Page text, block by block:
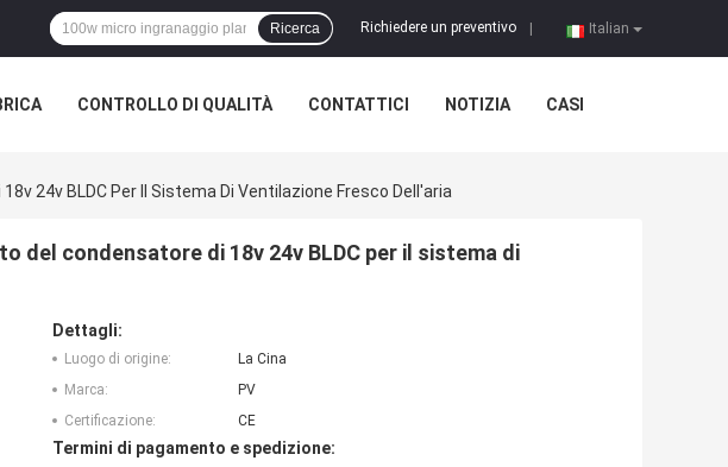
Italian
Richiedere un preventivo
Ricerca
CONTROLLO DI QUALITÀ CONTATTICI NOTIZIA CASI
24v BLDC Per Il Sistema Di Ventilazione Fresco Dell'aria
del condensatore di 18v 24v BLDC per il sistema di
Dettagli:
Luogo di origine:
La Cina
Marca:
PV
Certificazione:
CE
Termini di pagamento e spedizione: